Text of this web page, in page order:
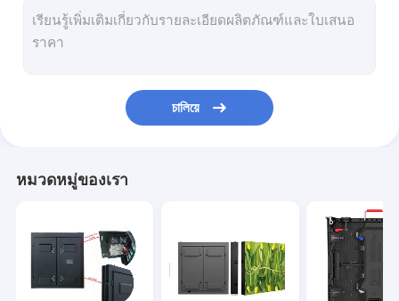
চালিয়ে
หมวดหมู่ของเรา